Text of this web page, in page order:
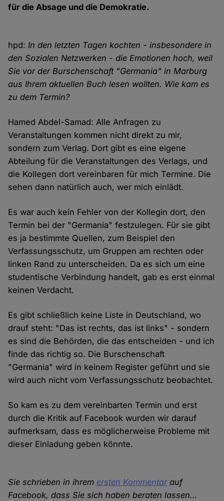
für die Absage und die Demokratie.
hpd:In den letzten Tagen kochten - insbesondere in
den Sozialen Netzwerken - die Emotionen hoch, weil
Sie vor der Burschenschaft "Germania" in Marburg
aus Ihrem aktuellen Buch lesen wollten. Wie kam es
zu dem Termin?
Hamed Abdel-Samad: Alle Anfragen zu
Veranstaltungen kommen nicht direkt zu mir,
sondern zum Verlag. Dort gibt es eine eigene
Abteilung für die Veranstaltungen des Verlags, und
die Kollegen dort vereinbaren für mich Termine. Die
sehen dann natürlich auch, wer mich einlädt.
Es war auch kein Fehler von der Kollegin dort, den
Termin bei der "Germania" festzulegen. Für sie gibt
es ja bestimmte Quellen, zum Beispiel den
Verfassungsschutz, um Gruppen am rechten oder
linken Rand zu unterscheiden. Da es sich um eine
studentische Verbindung handelt, gab es erst einmal
keinen Verdacht.
Es gibt schließlich keine Liste in Deutschland, wo
drauf steht: "Das ist rechts, das ist links" - sondern
es sind die Behörden, die das entscheiden - und ich
finde das richtig so. Die Burschenschaft
"Germania" wird in keinem Register geführt und sie
wird auch nicht vom Verfassungsschutz beobachtet.
So kam es zu dem vereinbarten Termin und erst
durch die Kritik auf Facebook wurden wir darauf
aufmerksam, dass es möglicherweise Probleme mit
dieser Einladung geben könnte.
Sie schrieben in ihrem ersten Kommentarauf
Facebook, dass Sie sich haben beraten lassen…